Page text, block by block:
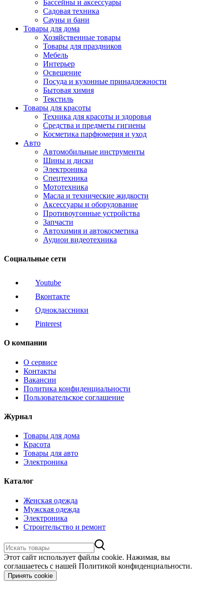
Бассейны и аксессуары
Садовая техника
Сауны и бани
Товары для дома
Хозяйственные товары
Товары для праздников
Мебель
Интерьер
Освещение
Посуда и кухонные принадлежности
Бытовая химия
Текстиль
Товары для красоты
Техника для красоты и здоровья
Средства и предметы гигиены
Косметика парфюмерия и уход
Авто
Автомобильные инструменты
Шины и диски
Электроника
Спецтехника
Мототехника
Масла и технические жидкости
Аксессуары и оборудование
Противоугонные устройства
Запчасти
Автохимия и автокосметика
Аудиои видеотехника
Социальные сети
Youtube
Вконтакте
Одноклассники
Pinterest
О компании
О сервисе
Контакты
Вакансии
Политика конфиденциальности
Пользовательское соглашение
Журнал
Товары для дома
Красота
Товары для авто
Электроника
Каталог
Женская одежда
Мужская одежда
Электроника
Строительство и ремонт
Этот сайт использует файлы cookie. Нажимая, вы
соглашаетесь с нашей Политикой конфиденциальности.
Принять cookie